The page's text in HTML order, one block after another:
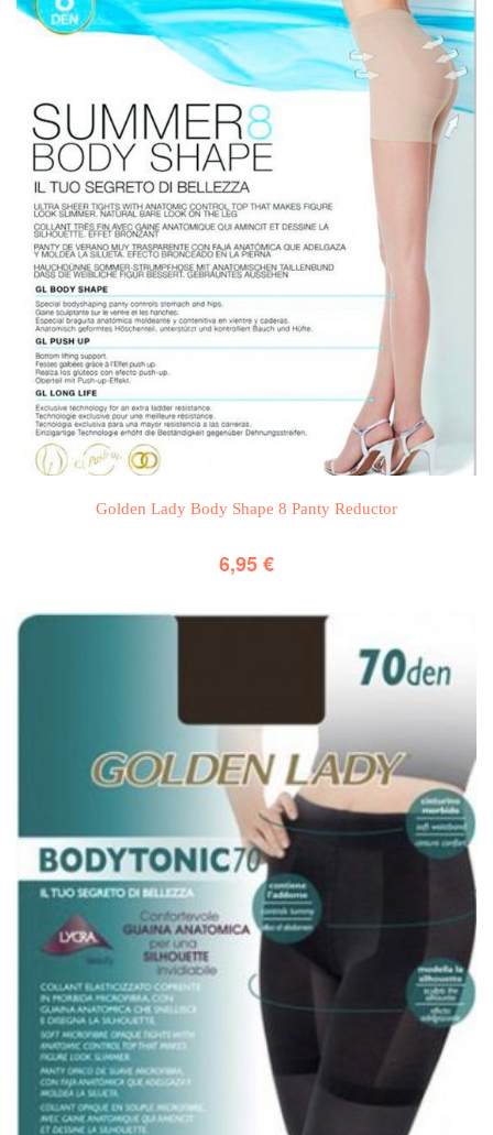
Golden Lady Body Shape 8 Panty Reductor
6,95€